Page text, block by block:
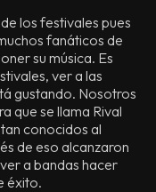
los festivales pues
fanáticos de
su música. Es
ver a las
gustando. Nosotros
que se llama Rival
conocidos al
de eso alcanzaron
a bandas hacer
éxito.